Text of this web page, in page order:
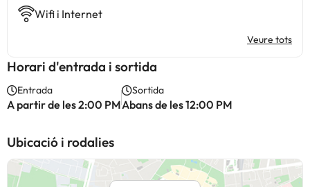
Wifi i Internet
Veure tots
Horari d'entrada i sortida
Entrada
A partir de les 2:00 PM
Sortida
Abans de les 12:00 PM
Ubicació i rodalies